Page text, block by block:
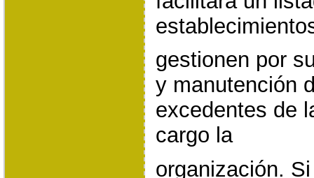
gestionen por
y manutención
excedentes de
cargo la
organización.